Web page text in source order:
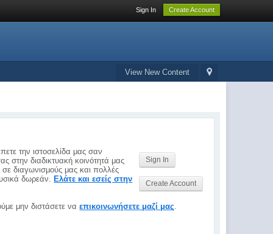
Sign In Create Account
View New Content
Sign In
Create Account
την ιστοσελίδα μας σαν
στην διαδικτυακή κοινότητά μας
διαγωνισμούς μας και πολλές
δωρεάν. Ελάτε και εσείς στην
μην διστάσετε ναεπικοινωνήσετε μαζί μας.